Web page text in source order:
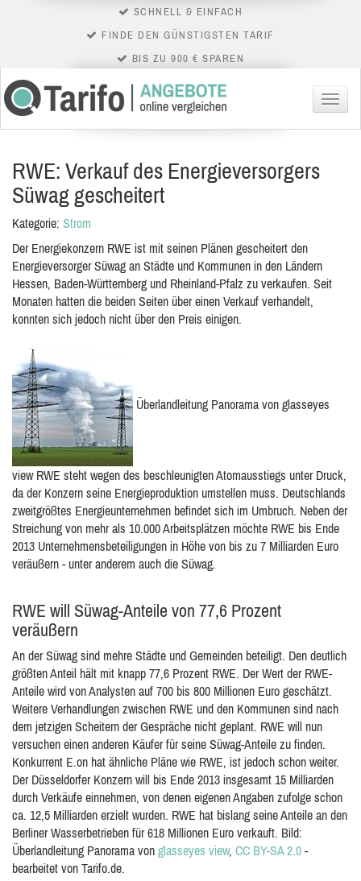
SCHNELL & EINFACH
FINDE DEN GÜNSTIGSTEN TARIF
BIS ZU 900 € SPAREN
Menü
RWE: Verkauf des Energieversorgers
Süwag gescheitert
Kategorie: Strom
Der Energiekonzern RWE ist mit seinen Plänen gescheitert den
Energieversorger Süwag an Städte und Kommunen in den Ländern
Hessen, Baden-Württemberg und Rheinland-Pfalz zu verkaufen. Seit
Monaten hatten die beiden Seiten über einen Verkauf verhandelt,
konnten sich jedoch nicht über den Preis einigen.
Überlandleitung Panorama von glasseyes
view RWE steht wegen des beschleunigten Atomausstiegs unter Druck,
da der Konzern seine Energieproduktion umstellen muss. Deutschlands
zweitgrößtes Energieunternehmen befindet sich im Umbruch. Neben der
Streichung von mehr als 10.000 Arbeitsplätzen möchte RWE bis Ende
2013 Unternehmensbeteiligungen in Höhe von bis zu 7 Milliarden Euro
veräußern - unter anderem auch die Süwag.
RWE will Süwag-Anteile von 77,6 Prozent
veräußern
An der Süwag sind mehre Städte und Gemeinden beteiligt. Den deutlich
größten Anteil hält mit knapp 77,6 Prozent RWE. Der Wert der RWE-
Anteile wird von Analysten auf 700 bis 800 Millionen Euro geschätzt.
Weitere Verhandlungen zwischen RWE und den Kommunen sind nach
dem jetzigen Scheitern der Gespräche nicht geplant. RWE will nun
versuchen einen anderen Käufer für seine Süwag-Anteile zu finden.
Konkurrent E.on hat ähnliche Pläne wie RWE, ist jedoch schon weiter.
Der Düsseldorfer Konzern will bis Ende 2013 insgesamt 15 Milliarden
durch Verkäufe einnehmen, von denen eigenen Angaben zufolge schon
ca. 12,5 Milliarden erzielt wurden. RWE hat bislang seine Anteile an den
Berliner Wasserbetrieben für 618 Millionen Euro verkauft. Bild:
Überlandleitung Panorama von glasseyes view, CC BY-SA 2.0 -
bearbeitet von Tarifo.de.